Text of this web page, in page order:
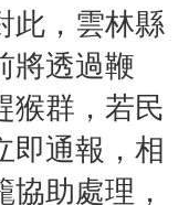
此，雲林縣
將透過鞭
猴群，若民
即通報，相
助處理，